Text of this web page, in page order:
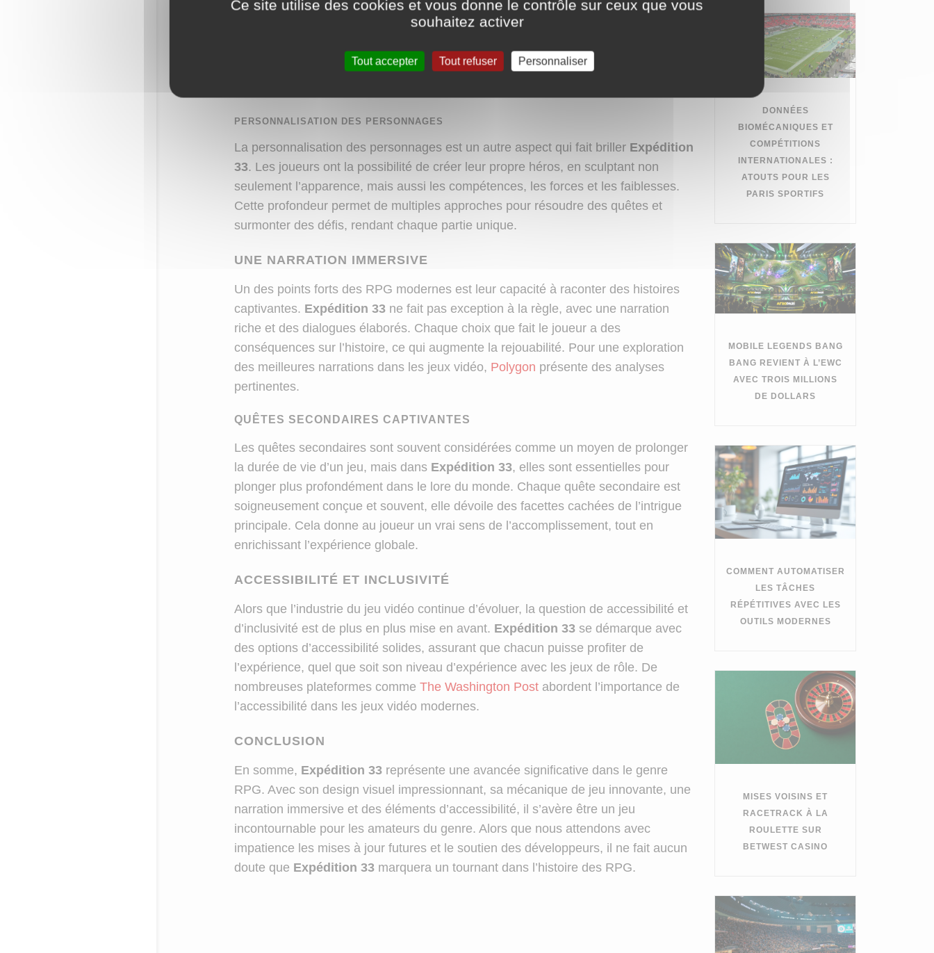
mais avec une singularité : il intègre des éléments de timing. Chaque attaque ou
seulement réfléchir à leur stratégie globale mais aussi à l’exécution de chaque
action. Pour une revue complète des systèmes de combat modernes dans les
PERSONNALISATION DES PERSONNAGES
La personnalisation des personnages est un autre aspect qui fait briller Expédition
33. Les joueurs ont la possibilité de créer leur propre héros, en sculptant non
seulement l’apparence, mais aussi les compétences, les forces et les faiblesses.
Cette profondeur permet de multiples approches pour résoudre des quêtes et
surmonter des défis, rendant chaque partie unique.
UNE NARRATION IMMERSIVE
Un des points forts des RPG modernes est leur capacité à raconter des histoires
captivantes. Expédition 33ne fait pas exception à la règle, avec une narration
riche et des dialogues élaborés. Chaque choix que fait le joueur a des
conséquences sur l’histoire, ce qui augmente la rejouabilité. Pour une exploration
des meilleures narrations dans les jeux vidéo, Polygon présente des analyses
pertinentes.
QUÊTES SECONDAIRES CAPTIVANTES
Les quêtes secondaires sont souvent considérées comme un moyen de prolonger
la durée de vie d’un jeu, mais dans Expédition 33, elles sont essentielles pour
plonger plus profondément dans le lore du monde. Chaque quête secondaire est
soigneusement conçue et souvent, elle dévoile des facettes cachées de l’intrigue
principale. Cela donne au joueur un vrai sens de l’accomplissement, tout en
enrichissant l’expérience globale.
ACCESSIBILITÉ ET INCLUSIVITÉ
Alors que l’industrie du jeu vidéo continue d’évoluer, la question de accessibilité et
d’inclusivité est de plus en plus mise en avant. Expédition 33se démarque avec
des options d’accessibilité solides, assurant que chacun puisse profiter de
l’expérience, quel que soit son niveau d’expérience avec les jeux de rôle. De
nombreuses plateformes comme The Washington Postabordent l’importance de
l’accessibilité dans les jeux vidéo modernes.
CONCLUSION
En somme, Expédition 33représente une avancée significative dans le genre
RPG. Avec son design visuel impressionnant, sa mécanique de jeu innovante, une
narration immersive et des éléments d’accessibilité, il s’avère être un jeu
incontournable pour les amateurs du genre. Alors que nous attendons avec
impatience les mises à jour futures et le soutien des développeurs, il ne fait aucun
doute que Expédition 33marquera un tournant dans l’histoire des RPG.
DONNÉES
BIOMÉCANIQUES ET
COMPÉTITIONS
INTERNATIONALES :
ATOUTS POUR LES
PARIS SPORTIFS
MOBILE LEGENDS BANG
BANG REVIENT À L’EWC
AVEC TROIS MILLIONS
DE DOLLARS
COMMENT AUTOMATISER
LES TÂCHES
RÉPÉTITIVES AVEC LES
OUTILS MODERNES
MISES VOISINS ET
RACETRACK À LA
ROULETTE SUR
BETWEST CASINO
Ce site utilise des cookies et vous donne le contrôle sur ceux que vous
souhaitez activer
Tout accepter Tout refuser Personnaliser